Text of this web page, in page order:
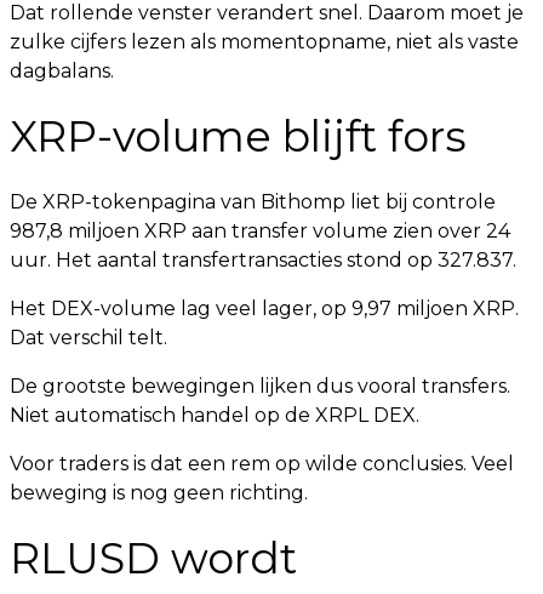
Dat rollende venster verandert snel. Daarom moet je
zulke cijfers lezen als momentopname, niet als vaste
dagbalans.
XRP-volume blijft fors
De XRP-tokenpagina van Bithomp liet bij controle
987,8 miljoen XRP aan transfer volume zien over 24
uur. Het aantal transfertransacties stond op 327.837.
Het DEX-volume lag veel lager, op 9,97 miljoen XRP.
Dat verschil telt.
De grootste bewegingen lijken dus vooral transfers.
Niet automatisch handel op de XRPL DEX.
Voor traders is dat een rem op wilde conclusies. Veel
beweging is nog geen richting.
RLUSD wordt